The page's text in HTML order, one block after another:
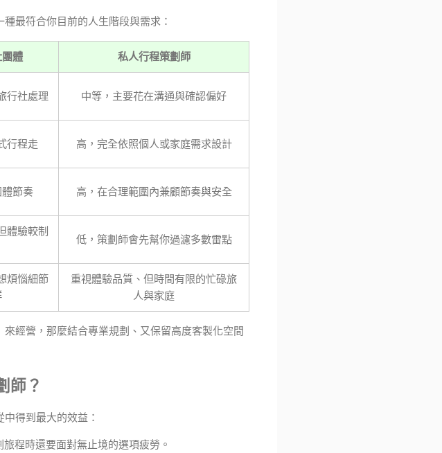
最符合你目前的人生階段與需求：
體 私人行程策劃師
行社處理 中等，主要花在溝通與確認偏好
行程走 高，完全依照個人或家庭需求設計
節奏 高，在合理範圍內兼顧節奏與安全
體驗較制
低，策劃師會先幫你過濾多數雷點
煩惱細節
重視體驗品質、但時間有限的忙碌旅
人與家庭
經營，那麼結合專業規劃、又保留高度客製化空間
師？
得到最大的效益：
程時還要面對無止境的選項疲勞。